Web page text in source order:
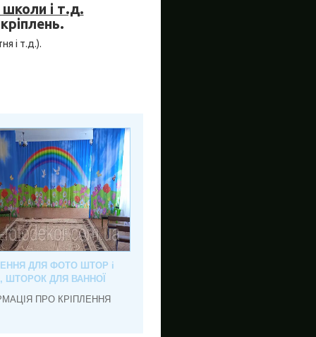
і т.д.
і т.д.).
ДЛЯ ФОТО ШТОР і
ШТОРОК ДЛЯ ВАННОЇ
ПРО КРІПЛЕННЯ